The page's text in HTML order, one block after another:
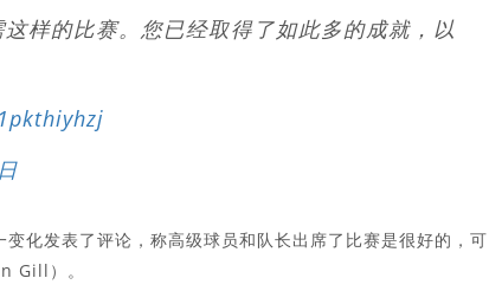
样的比赛。您已经取得了如此多的成就，以
化发表了评论，称高级球员和队长出席了比赛是很好的，可
Gill）。